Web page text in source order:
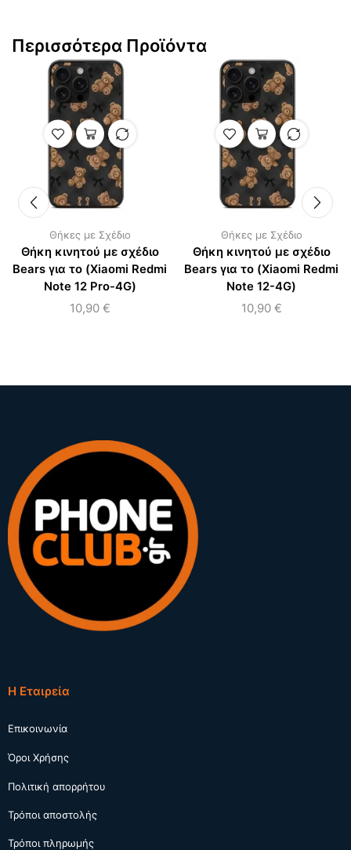
Περισσότερα Προϊόντα
Θήκες με Σχέδιο
Θήκη κινητού με σχέδιο
Bears για το (Xiaomi Redmi
Note 12 Pro-4G)
10,90 €
Θήκες με Σχέδιο
Θήκη κινητού με σχέδιο
Bears για το (Xiaomi Redmi
Note 12-4G)
10,90 €
Η Εταιρεία
Επικοινωνία
Όροι Χρήσης
Πολιτική απορρήτου
Τρόποι αποστολής
Τρόποι πληρωμής